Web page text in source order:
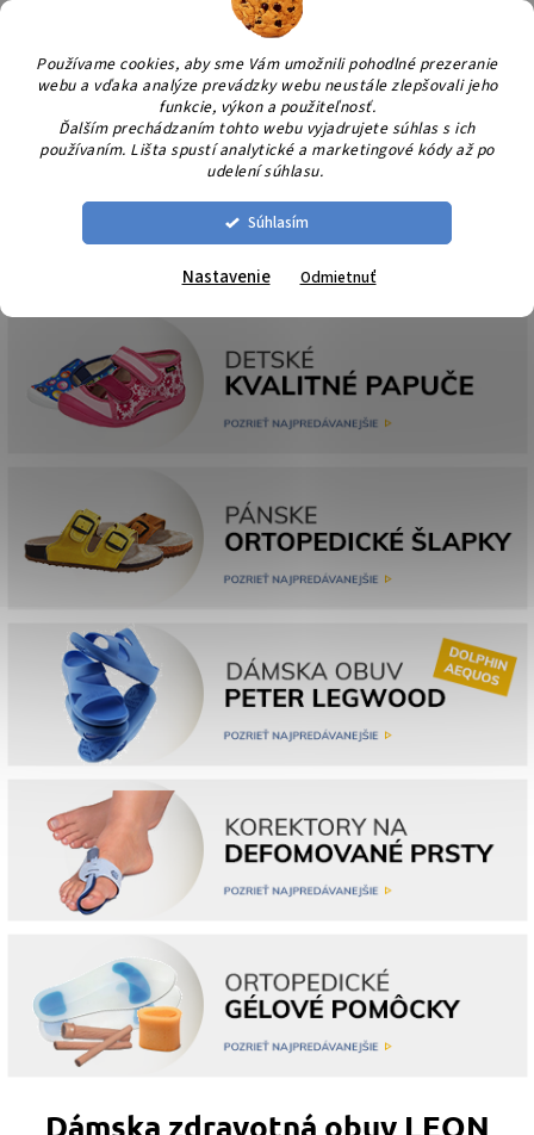
Používame cookies, aby sme Vám umožnili pohodlné prezeranie
webu a vďaka analýze prevádzky webu neustále zlepšovali jeho
funkcie, výkon a použiteľnosť.
Ďalším prechádzaním tohto webu vyjadrujete súhlas s ich
používaním. Lišta spustí analytické a marketingové kódy až po
udelení súhlasu.
Súhlasím
Nastavenie Odmietnuť
Prejsť
obsah
Dámska zdravotná obuv LEON